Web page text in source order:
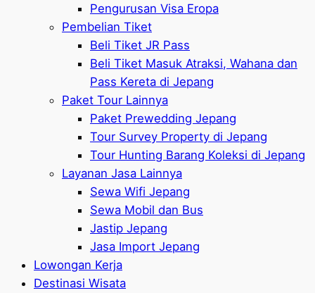
Pengurusan Visa Eropa
Pembelian Tiket
Beli Tiket JR Pass
Beli Tiket Masuk Atraksi, Wahana dan
Pass Kereta di Jepang
Paket Tour Lainnya
Paket Prewedding Jepang
Tour Survey Property di Jepang
Tour Hunting Barang Koleksi di Jepang
Layanan Jasa Lainnya
Sewa Wifi Jepang
Sewa Mobil dan Bus
Jastip Jepang
Jasa Import Jepang
Lowongan Kerja
Destinasi Wisata